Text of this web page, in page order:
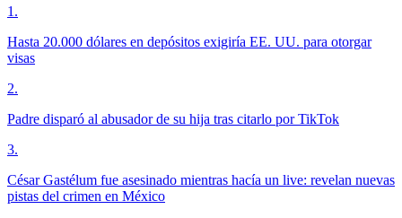
1 .
Hasta 20.000 dólares en depósitos exigiría EE. UU. para otorgar
visas
2.
Padre disparó al abusador de su hija tras citarlo por TikTok
3.
César Gastélum fue asesinado mientras hacía un live: revelan nuevas
pistas del crimen en México